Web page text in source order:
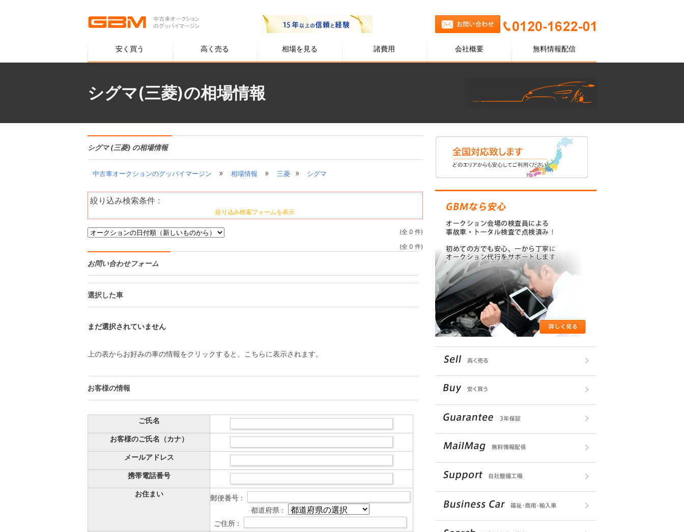
安く買う 高く売る 相場を見る 諸費用 会社概要 無料情報配信
シグマ(三菱)の相場情報
シグマ (三菱) の相場情報
中古車オークションのグッバイマージン » 相場情報 » 三菱 » シグマ
絞り込み検索条件 :
絞り込み検索フォームを表示
(全 0 件)
(全 0 件)
お問い合わせフォーム
選択した車
まだ選択されていません
上の表からお好みの車の情報をクリックすると、こちらに表示されます。
お客様の情報
ご氏名
お客様のご氏名（カナ）
メールアドレス
携帯電話番号
お住まい
郵便番号 :
都道府県 :
ご住所 :